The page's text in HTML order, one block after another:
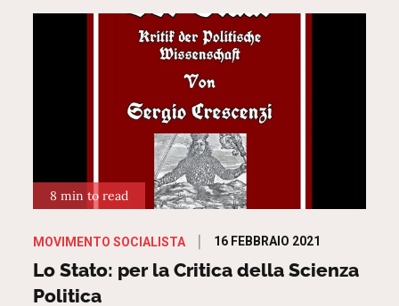
8 min to read
MOVIMENTO SOCIALISTA
Posted
on
16 FEBBRAIO 2021
Lo Stato: per la Critica della Scienza
Politica